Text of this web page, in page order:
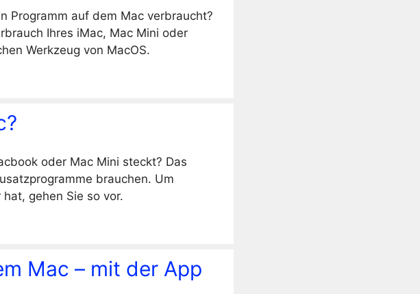
Programm auf dem Mac verbraucht?
Ihres iMac, Mac Mini oder
Werkzeug von MacOS.
oder Mac Mini steckt? Das
brauchen. Um
gehen Sie so vor.
Mac – mit der App